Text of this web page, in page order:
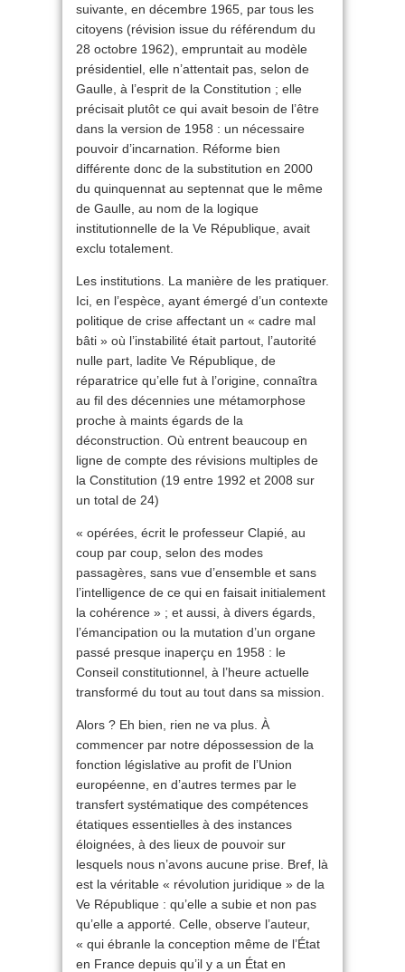
suivante, en décembre 1965, par tous les
citoyens (révision issue du référendum du
28 octobre 1962), empruntait au modèle
présidentiel, elle n’attentait pas, selon de
Gaulle, à l’esprit de la Constitution ; elle
précisait plutôt ce qui avait besoin de l’être
dans la version de 1958 : un nécessaire
pouvoir d’incarnation. Réforme bien
différente donc de la substitution en 2000
du quinquennat au septennat que le même
de Gaulle, au nom de la logique
institutionnelle de la Ve République, avait
exclu totalement.
Les institutions. La manière de les pratiquer.
Ici, en l’espèce, ayant émergé d’un contexte
politique de crise affectant un « cadre mal
bâti » où l’instabilité était partout, l’autorité
nulle part, ladite Ve République, de
réparatrice qu’elle fut à l’origine, connaîtra
au fil des décennies une métamorphose
proche à maints égards de la
déconstruction. Où entrent beaucoup en
ligne de compte des révisions multiples de
la Constitution (19 entre 1992 et 2008 sur
un total de 24)
« opérées, écrit le professeur Clapié, au
coup par coup, selon des modes
passagères, sans vue d’ensemble et sans
l’intelligence de ce qui en faisait initialement
la cohérence » ; et aussi, à divers égards,
l’émancipation ou la mutation d’un organe
passé presque inaperçu en 1958 : le
Conseil constitutionnel, à l’heure actuelle
transformé du tout au tout dans sa mission.
Alors ? Eh bien, rien ne va plus. À
commencer par notre dépossession de la
fonction législative au profit de l’Union
européenne, en d’autres termes par le
transfert systématique des compétences
étatiques essentielles à des instances
éloignées, à des lieux de pouvoir sur
lesquels nous n’avons aucune prise. Bref, là
est la véritable « révolution juridique » de la
Ve République : qu’elle a subie et non pas
qu’elle a apporté. Celle, observe l’auteur,
« qui ébranle la conception même de l’État
en France depuis qu’il y a un État en